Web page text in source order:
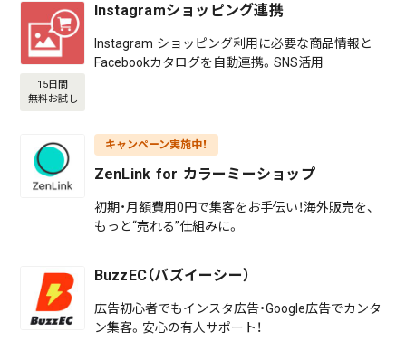
15日間
無料お試し
Instagramショッピング連携
Instagram ショッピング利用に必要な商品情報と
Facebookカタログを自動連携。SNS活用
キャンペーン実施中！
ZenLink for カラーミーショップ
初期・月額費用0円で集客をお手伝い！海外販売を、
もっと“売れる”仕組みに。
BuzzEC（バズイーシー）
広告初心者でもインスタ広告・Google広告でカンタ
ン集客。安心の有人サポート！